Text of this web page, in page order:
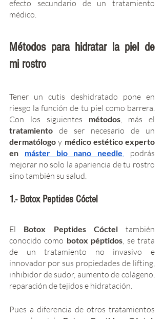
efecto secundario de un tratamiento
médico.
Métodos para hidratar la piel de
mi rostro
Tener un cutis deshidratado pone en
riesgo la función de tu piel como barrera.
Con los siguientes métodos
tratamiento de ser necesario de un
dermatólogo y médico estético experto
en máster bio nano needle
podrás
mejorar no solo la apariencia de tu rostro
sino también su salud.
1.- Botox Peptides Cóctel
El Botox Peptides Cóctel también
conocido como botox péptidos , se trata
de un tratamiento no invasivo e
innovador por sus propiedades de lifting,
inhibidor de sudor, aumento de colágeno,
reparación de tejidos e hidratación.
Pues a diferencia de otros tratamientos